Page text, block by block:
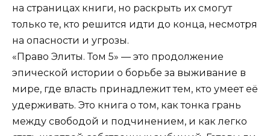
на страницах книги, но раскрыть их смогут
только те, кто решится идти до конца, несмотря
на опасности и угрозы.
«Право Элиты. Том 5» — это продолжение
эпической истории о борьбе за выживание в
мире, где власть принадлежит тем, кто умеет её
удерживать. Это книга о том, как тонка грань
между свободой и подчинением, и как легко